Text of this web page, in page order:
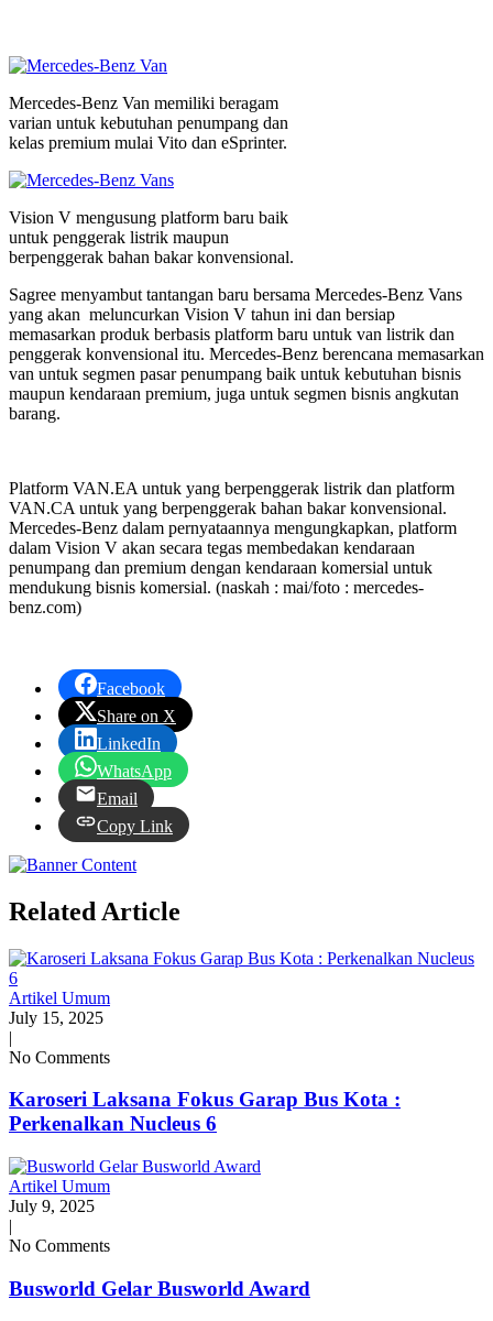
Mercedes-Benz Van memiliki beragam
varian untuk kebutuhan penumpang dan
kelas premium mulai Vito dan eSprinter.
Vision V mengusung platform baru baik
untuk penggerak listrik maupun
berpenggerak bahan bakar konvensional.
Sagree menyambut tantangan baru bersama Mercedes-Benz Vans
yang akan meluncurkan Vision V tahun ini dan bersiap
memasarkan produk berbasis platform baru untuk van listrik dan
penggerak konvensional itu. Mercedes-Benz berencana memasarkan
van untuk segmen pasar penumpang baik untuk kebutuhan bisnis
maupun kendaraan premium, juga untuk segmen bisnis angkutan
barang.
Platform VAN.EA untuk yang berpenggerak listrik dan platform
VAN.CA untuk yang berpenggerak bahan bakar konvensional.
Mercedes-Benz dalam pernyataannya mengungkapkan, platform
dalam Vision V akan secara tegas membedakan kendaraan
penumpang dan premium dengan kendaraan komersial untuk
mendukung bisnis komersial. (naskah : mai/foto : mercedes-
benz.com)
Facebook
Share on X
LinkedIn
WhatsApp
Email
Copy Link
Related Article
Artikel Umum
July 15, 2025
|
No Comments
Karoseri Laksana Fokus Garap Bus Kota :
Perkenalkan Nucleus 6
Artikel Umum
July 9, 2025
|
No Comments
Busworld Gelar Busworld Award